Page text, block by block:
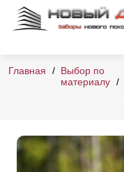
Главная
Выбор по
материалу